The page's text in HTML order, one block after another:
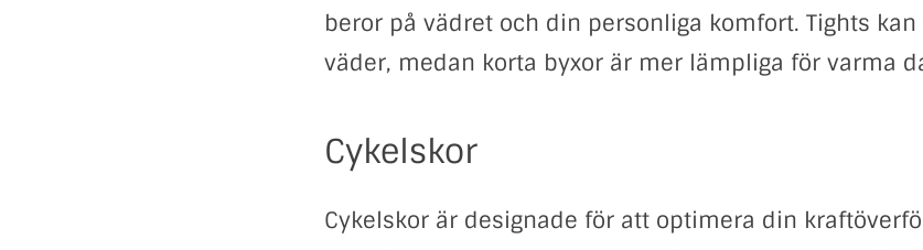
beror på vädret och din personliga komfort. Tights
väder, medan korta byxor är mer lämpliga för varma
Cykelskor
Cykelskor är designade för att optimera din